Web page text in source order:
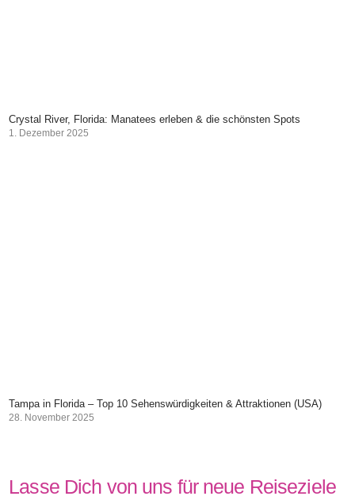
Crystal River, Florida: Manatees erleben & die schönsten Spots
1. Dezember 2025
Tampa in Florida – Top 10 Sehenswürdigkeiten & Attraktionen (USA)
28. November 2025
Lasse Dich von uns für neue Reiseziele